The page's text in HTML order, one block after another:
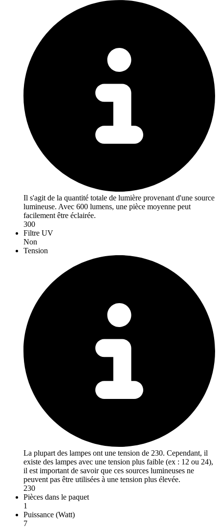
Il s'agit de la quantité totale de lumière provenant d'une source
lumineuse. Avec 600 lumens, une pièce moyenne peut
facilement être éclairée.
300
Filtre UV
Non
Tension
La plupart des lampes ont une tension de 230. Cependant, il
existe des lampes avec une tension plus faible (ex : 12 ou 24),
il est important de savoir que ces sources lumineuses ne
peuvent pas être utilisées à une tension plus élevée.
230
Pièces dans le paquet
1
Puissance (Watt)
7